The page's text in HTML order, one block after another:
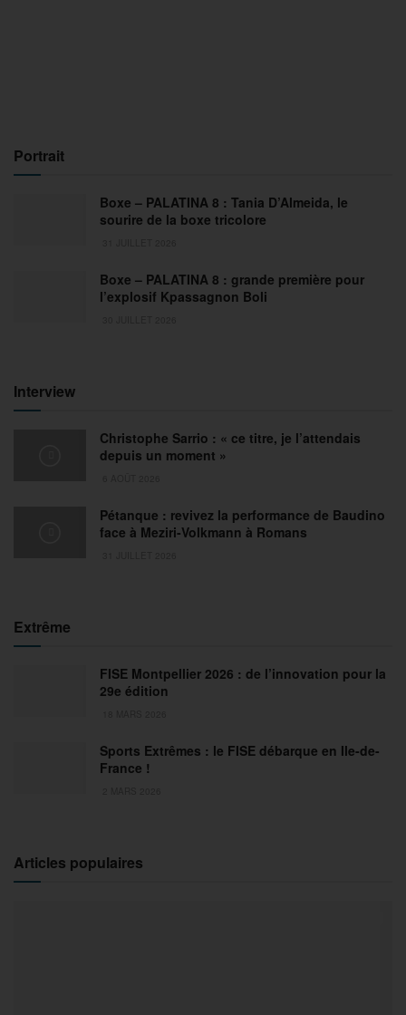
Portrait
Boxe – PALATINA 8 : Tania D’Almeida, le
sourire de la boxe tricolore
Boxe – PALATINA 8 : grande première pour
l’explosif Kpassagnon Boli
Interview
Christophe Sarrio : « ce titre, je l’attendais
depuis un moment »
Pétanque : revivez la performance de Baudino
face à Meziri-Volkmann à Romans
Extrême
FISE Montpellier 2026 : de l’innovation pour la
29e édition
Sports Extrêmes : le FISE débarque en Ile-de-
France !
Articles populaires